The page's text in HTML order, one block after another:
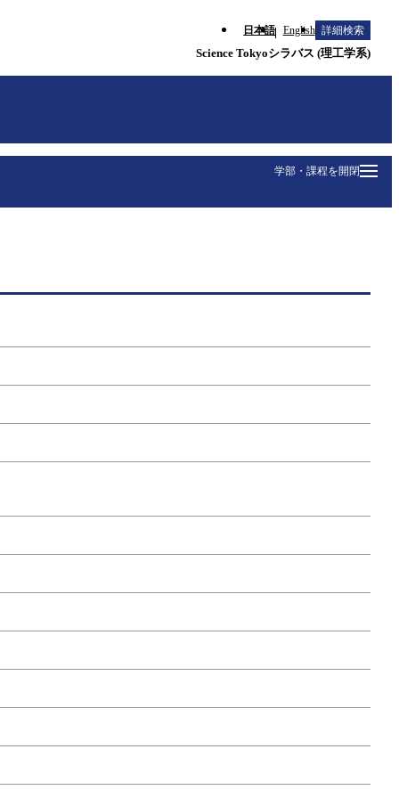
日本語 English 詳細検索
Science Tokyoシラバス (理工学系)
学部・課程を開閉